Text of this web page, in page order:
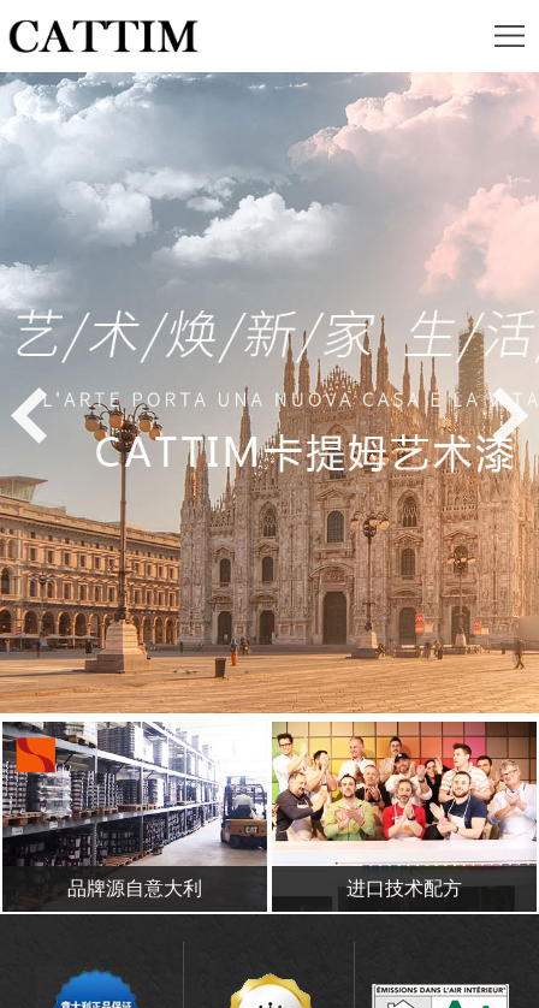
品牌源自意大利 进口技术配方